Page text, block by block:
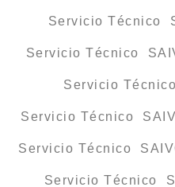
Servicio Técnico
Servicio Técnico
Servicio
Servicio Técnico
Servicio Técnico
Servicio Técnico